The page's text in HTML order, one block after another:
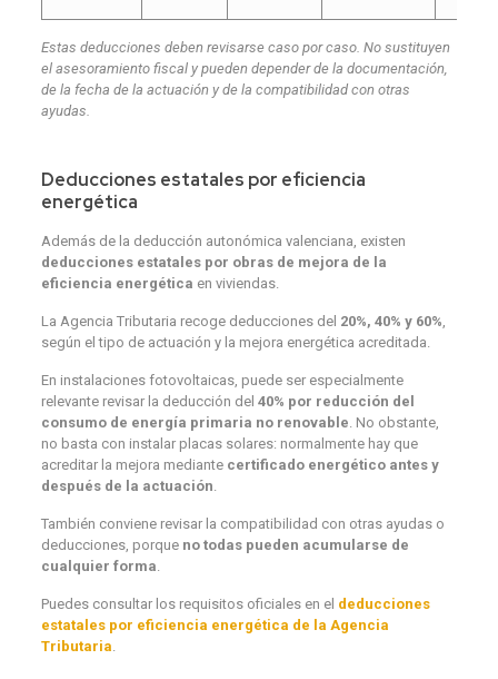
Estas deducciones deben revisarse caso por caso. No sustituyen
el asesoramiento fiscal y pueden depender de la documentación,
de la fecha de la actuación y de la compatibilidad con otras
ayudas.
Deducciones estatales por eficiencia
energética
Además de la deducción autonómica valenciana, existen
deducciones estatales por obras de mejora de la
eficiencia energética en viviendas.
La Agencia Tributaria recoge deducciones del 20%, 40% y 60%
según el tipo de actuación y la mejora energética acreditada.
En instalaciones fotovoltaicas, puede ser especialmente
relevante revisar la deducción del 40% por reducción del
consumo de energía primaria no renovable . No obstante,
no basta con instalar placas solares: normalmente hay que
acreditar la mejora mediante certificado energético antes y
después de la actuación
También conviene revisar la compatibilidad con otras ayudas o
deducciones, porque no todas pueden acumularse de
cualquier forma
Puedes consultar los requisitos oficiales en el deducciones
estatales por eficiencia energética de la Agencia
Tributaria